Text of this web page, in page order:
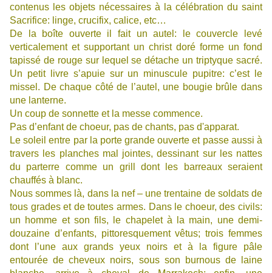
contenus les objets nécessaires à la célébration du saint
Sacrifice: linge, crucifix, calice, etc…
De la boîte ouverte il fait un autel: le couvercle levé
verticalement et supportant un christ doré forme un fond
tapissé de rouge sur lequel se détache un triptyque sacré.
Un petit livre s’apuie sur un minuscule pupitre: c’est le
missel. De chaque côté de l’autel, une bougie brûle dans
une lanterne.
Un coup de sonnette et la messe commence.
Pas d’enfant de choeur, pas de chants, pas d'apparat.
Le soleil entre par la porte grande ouverte et passe aussi à
travers les planches mal jointes, dessinant sur les nattes
du parterre comme un grill dont les barreaux seraient
chauffés à blanc.
Nous sommes là, dans la nef – une trentaine de soldats de
tous grades et de toutes armes. Dans le choeur, des civils:
un homme et son fils, le chapelet à la main, une demi-
douzaine d’enfants, pittoresquement vêtus; trois femmes
dont l’une aux grands yeux noirs et à la figure pâle
entourée de cheveux noirs, sous son burnous de laine